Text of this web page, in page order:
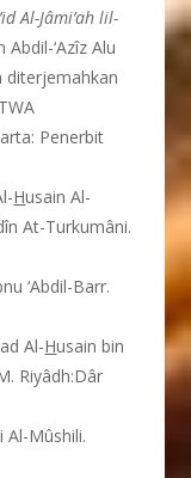
Al-Jâmi’ah lil-
Abdil-‘Azîz Alu
diterjemahkan
Penerbit
Husain Al-
At-Turkumâni.
‘Abdil-Barr.
Al-Husain bin
Riyâdh:Dâr
Al-Mûshili.